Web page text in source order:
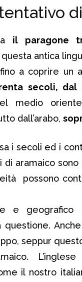
il paragone
antica
a coprire un
secoli, dal
medio
dall’arabo,
i secoli ed i
aramaico
possono
e geografico
seppur
il nostro